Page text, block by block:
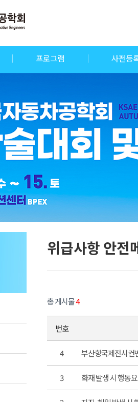
프로그램 사전등
위급사항 안전
총 게시물4
번호
4 부산항국제전시컨
3 화재 발생 시 행동